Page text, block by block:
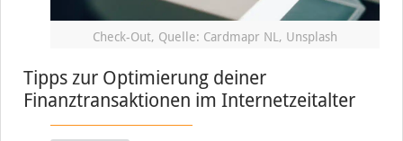
Check-Out, Quelle: Cardmapr NL, Unsplash
Tipps zur Optimierung deiner
Finanztransaktionen im Internetzeitalter